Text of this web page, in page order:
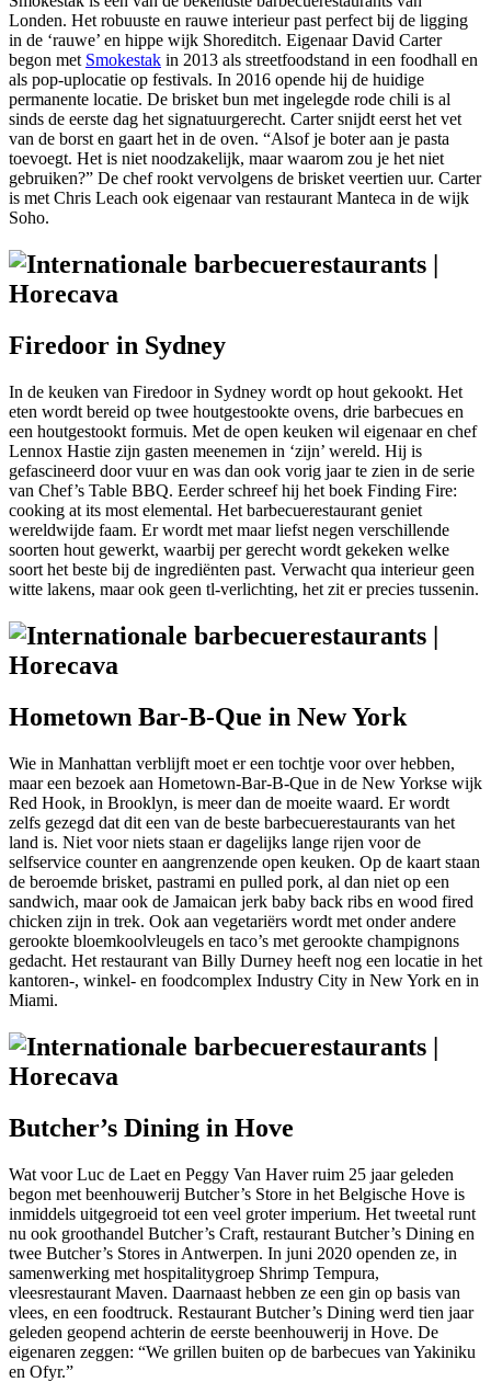
Londen. Het robuuste en rauwe interieur past perfect bij de ligging
in de ‘rauwe’ en hippe wijk Shoreditch. Eigenaar David Carter
begon met Smokestak in 2013 als streetfoodstand in een foodhall en
als pop-uplocatie op festivals. In 2016 opende hij de huidige
permanente locatie. De brisket bun met ingelegde rode chili is al
sinds de eerste dag het signatuurgerecht. Carter snijdt eerst het vet
van de borst en gaart het in de oven. “Alsof je boter aan je pasta
toevoegt. Het is niet noodzakelijk, maar waarom zou je het niet
gebruiken?” De chef rookt vervolgens de brisket veertien uur. Carter
is met Chris Leach ook eigenaar van restaurant Manteca in de wijk
Soho.
Firedoor in Sydney
In de keuken van Firedoor in Sydney wordt op hout gekookt. Het
eten wordt bereid op twee houtgestookte ovens, drie barbecues en
een houtgestookt formuis. Met de open keuken wil eigenaar en chef
Lennox Hastie zijn gasten meenemen in ‘zijn’ wereld. Hij is
gefascineerd door vuur en was dan ook vorig jaar te zien in de serie
van Chef’s Table BBQ. Eerder schreef hij het boek Finding Fire:
cooking at its most elemental. Het barbecuerestaurant geniet
wereldwijde faam. Er wordt met maar liefst negen verschillende
soorten hout gewerkt, waarbij per gerecht wordt gekeken welke
soort het beste bij de ingrediënten past. Verwacht qua interieur geen
witte lakens, maar ook geen tl-verlichting, het zit er precies tussenin.
Hometown Bar-B-Que in New York
Wie in Manhattan verblijft moet er een tochtje voor over hebben,
maar een bezoek aan Hometown-Bar-B-Que in de New Yorkse wijk
Red Hook, in Brooklyn, is meer dan de moeite waard. Er wordt
zelfs gezegd dat dit een van de beste barbecuerestaurants van het
land is. Niet voor niets staan er dagelijks lange rijen voor de
selfservice counter en aangrenzende open keuken. Op de kaart staan
de beroemde brisket, pastrami en pulled pork, al dan niet op een
sandwich, maar ook de Jamaican jerk baby back ribs en wood fired
chicken zijn in trek. Ook aan vegetariërs wordt met onder andere
gerookte bloemkoolvleugels en taco’s met gerookte champignons
gedacht. Het restaurant van Billy Durney heeft nog een locatie in het
kantoren-, winkel- en foodcomplex Industry City in New York en in
Miami.
Butcher’s Dining in Hove
Wat voor Luc de Laet en Peggy Van Haver ruim 25 jaar geleden
begon met beenhouwerij Butcher’s Store in het Belgische Hove is
inmiddels uitgegroeid tot een veel groter imperium. Het tweetal runt
nu ook groothandel Butcher’s Craft, restaurant Butcher’s Dining en
twee Butcher’s Stores in Antwerpen. In juni 2020 openden ze, in
samenwerking met hospitalitygroep Shrimp Tempura,
vleesrestaurant Maven. Daarnaast hebben ze een gin op basis van
vlees, en een foodtruck. Restaurant Butcher’s Dining werd tien jaar
geleden geopend achterin de eerste beenhouwerij in Hove. De
eigenaren zeggen: “We grillen buiten op de barbecues van Yakiniku
en Ofyr.”